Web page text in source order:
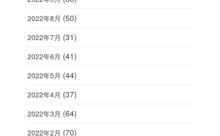
2022年8月 (50)
2022年7月 (31)
2022年6月 (41)
2022年5月 (44)
2022年4月 (37)
2022年3月 (64)
2022年2月 (70)